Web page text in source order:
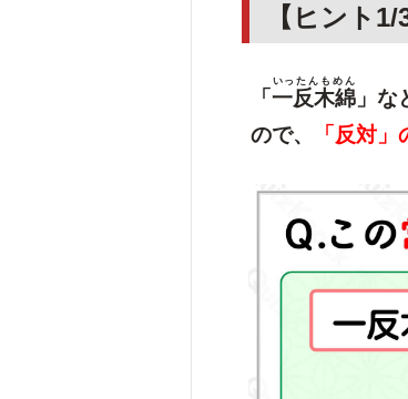
【ヒント1/3
「一反木綿
いったんもめん
」な
ので、
「反対」